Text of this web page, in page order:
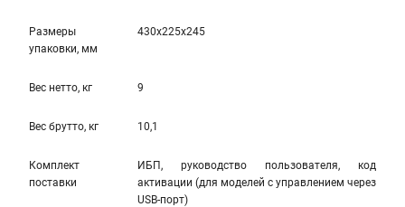
Размеры
упаковки, мм
430x225x245
Вес нетто, кг 9
Вес брутто, кг 10,1
Комплект
поставки
ИБП, руководство пользователя, код
активации (для моделей с управлением через
USB-порт)